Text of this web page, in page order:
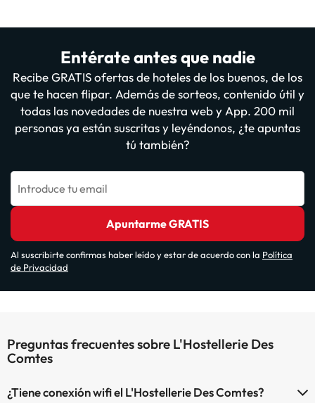
Entérate antes que nadie
Recibe GRATIS ofertas de hoteles de los buenos, de los
que te hacen flipar. Además de sorteos, contenido útil y
todas las novedades de nuestra web y App. 200 mil
personas ya están suscritas y leyéndonos, ¿te apuntas
tú también?
Introduce tu email
Apuntarme GRATIS
Al suscribirte confirmas haber leído y estar de acuerdo con la Política
de Privacidad
Preguntas frecuentes sobre L'Hostellerie Des
Comtes
¿Tiene conexión wifi el L'Hostellerie Des Comtes?